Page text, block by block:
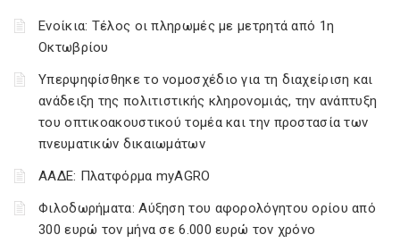
Ενοίκια: Τέλος οι πληρωμές με μετρητά από 1η
Οκτωβρίου
Υπερψηφίσθηκε το νομοσχέδιο για τη διαχείριση και
ανάδειξη της πολιτιστικής κληρονομιάς, την ανάπτυξη
του οπτικοακουστικού τομέα και την προστασία των
πνευματικών δικαιωμάτων
ΑΑΔΕ: Πλατφόρμα myAGRO
Φιλοδωρήματα: Αύξηση του αφορολόγητου ορίου από
300 ευρώ τον μήνα σε 6.000 ευρώ τον χρόνο